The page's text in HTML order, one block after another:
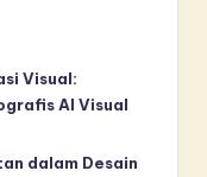
Visual:
AI Visual
dalam Desain